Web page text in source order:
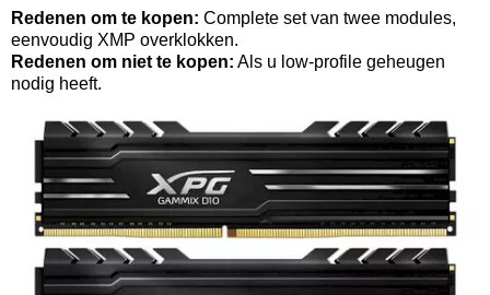
Redenen om te kopen: Complete set van twee modules,
eenvoudig XMP overklokken.
Redenen om niet te kopen: Als u low-profile geheugen
nodig heeft.